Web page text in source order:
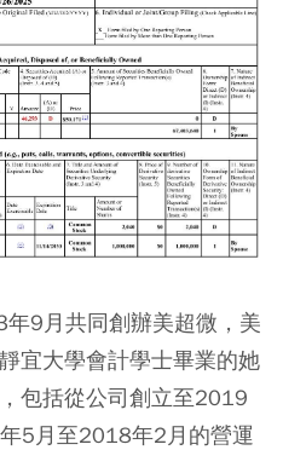
9月共同創辦美超微，美
宜大學會計學士畢業的她
包括從公司創立至2019
5月至2018年2月的營運